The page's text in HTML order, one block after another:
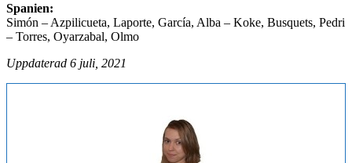
Spanien:
Simón – Azpilicueta, Laporte, García, Alba – Koke, Busquets, Pedri
– Torres, Oyarzabal, Olmo
Uppdaterad 6 juli, 2021